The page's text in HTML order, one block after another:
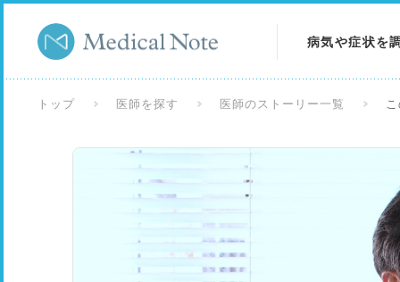
病気や症状を
トップ 医師を探す 医師のストーリー一覧